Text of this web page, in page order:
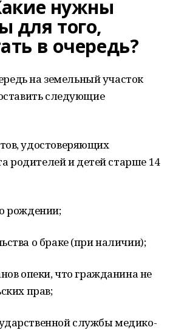
нужны
для того,
в очередь?
на земельный участок
следующие
удостоверяющих
родителей и детей старше 14
рождении;
о браке (при наличии);
опеки, что гражданина не
прав;
службы медико-